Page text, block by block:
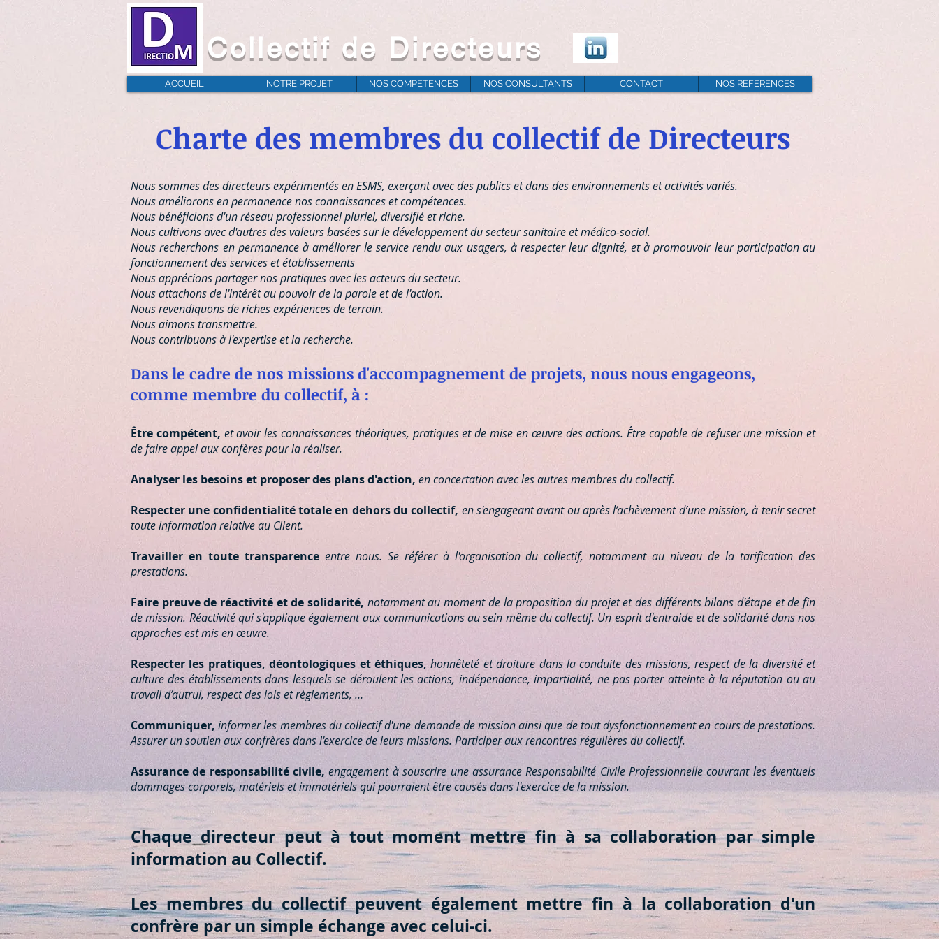
Collectif de Directeurs
ACCUEIL NOTRE PROJET NOS COMPETENCES NOS CONSULTANTS CONTACT NOS REFERENCES
Charte des membres du collectif de Directeurs
Nous sommes des directeurs expérimentés en ESMS, exerçant avec des publics et dans des environnements et activités variés.
Nous améliorons en permanence nos connaissances et compétences.
Nous bénéficions d'un réseau professionnel pluriel, diversifié et riche.
Nous cultivons avec d'autres des valeurs basées sur le développement du secteur sanitaire et médico-social.
Nous recherchons en permanence à améliorer le service rendu aux usagers, à respecter leur dignité, et à promouvoir leur participation au
fonctionnement des services et établissements
Nous apprécions partager nos pratiques avec les acteurs du secteur.
Nous attachons de l'intérêt au pouvoir de la parole et de l'action.
Nous revendiquons de riches expériences de terrain.
Nous aimons transmettre.
Nous contribuons à l'expertise et la recherche.
Dans le cadre de nos missions d'accompagnement de projets, nous nous engageons,
comme membre du collectif, à :
Être compétent, et avoir les connaissances théoriques, pratiques et de mise en œuvre des actions. Être capable de refuser une mission et
de faire appel aux confères pour la réaliser.
Analyser les besoins et proposer des plans d'action, en concertation avec les autres membres du collectif.
Respecter une confidentialité totale en dehors du collectif, en s'engageant avant ou après l’achèvement d’une mission, à tenir secret
toute information relative au Client.
Travailler en toute transparence entre nous. Se référer à l'organisation du collectif, notamment au niveau de la tarification des
prestations.
Faire preuve de réactivité et de solidarité, notamment au moment de la proposition du projet et des différents bilans d'étape et de fin
de mission. Réactivité qui s'applique également aux communications au sein même du collectif. Un esprit d'entraide et de solidarité dans nos
approches est mis en œuvre.
Respecter les pratiques, déontologiques et éthiques,honnêteté et droiture dans la conduite des missions, respect de la diversité et
culture des établissements dans lesquels se déroulent les actions, indépendance, impartialité, ne pas porter atteinte à la réputation ou au
travail d’autrui, respect des lois et règlements, …
Communiquer, informer les membres du collectif d'une demande de mission ainsi que de tout dysfonctionnement en cours de prestations.
Assurer un soutien aux confrères dans l'exercice de leurs missions. Participer aux rencontres régulières du collectif.
Assurance de responsabilité civile,engagement à souscrire une assurance Responsabilité Civile Professionnelle couvrant les éventuels
dommages corporels, matériels et immatériels qui pourraient être causés dans l'exercice de la mission.
Chaque directeur peut à tout moment mettre fin à sa collaboration par simple
information au Collectif.
Les membres du collectif peuvent également mettre fin à la collaboration d'un
confrère par un simple échange avec celui-ci.